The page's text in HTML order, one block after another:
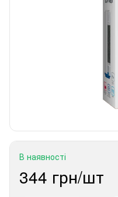
В наявності
344 грн/шт